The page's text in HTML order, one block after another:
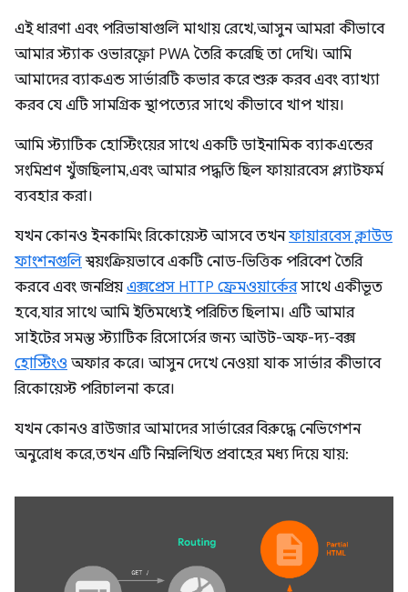
এই ধারণা এবং পরিভাষাগুলি মাথায় রেখে, আসুন আমরা কীভাবে
আমার স্ট্যাক ওভারফ্লো PWA তৈরি করেছি তা দেখি। আমি
আমাদের ব্যাকএন্ড সার্ভারটি কভার করে শুরু করব এবং ব্যাখ্যা
করব যে এটি সামগ্রিক স্থাপত্যের সাথে কীভাবে খাপ খায়।
আমি স্ট্যাটিক হোস্টিংয়ের সাথে একটি ডাইনামিক ব্যাকএন্ডের
সংমিশ্রণ খুঁজছিলাম, এবং আমার পদ্ধতি ছিল ফায়ারবেস প্ল্যাটফর্ম
ব্যবহার করা।
যখন কোনও ইনকামিং রিকোয়েস্ট আসবে তখনফায়ারবেস ক্লাউড
ফাংশনগুলিস্বয়ংক্রিয়ভাবে একটি নোড-ভিত্তিক পরিবেশ তৈরি
করবে এবং জনপ্রিয় এক্সপ্রেস HTTP ফ্রেমওয়ার্কেরসাথে একীভূত
হবে, যার সাথে আমি ইতিমধ্যেই পরিচিত ছিলাম। এটি আমার
সাইটের সমস্ত স্ট্যাটিক রিসোর্সের জন্য আউট-অফ-দ্য-বক্স
হোস্টিংও অফার করে। আসুন দেখে নেওয়া যাক সার্ভার কীভাবে
রিকোয়েস্ট পরিচালনা করে।
যখন কোনও ব্রাউজার আমাদের সার্ভারের বিরুদ্ধে নেভিগেশন
অনুরোধ করে, তখন এটি নিম্নলিখিত প্রবাহের মধ্য দিয়ে যায়: